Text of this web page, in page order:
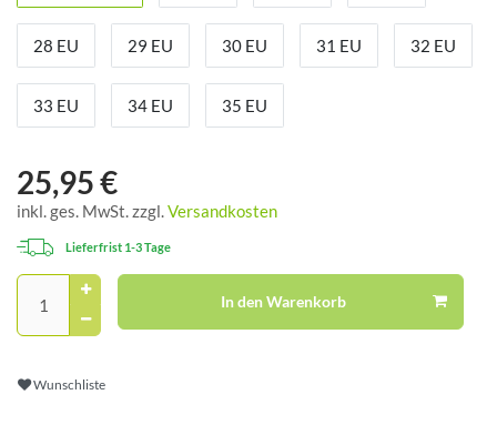
28 EU 29 EU 30 EU 31 EU 32 EU
33 EU 34 EU 35 EU
25,95 €
inkl. ges. MwSt. zzgl.Versandkosten
Lieferfrist 1-3 Tage
In den Warenkorb
Wunschliste